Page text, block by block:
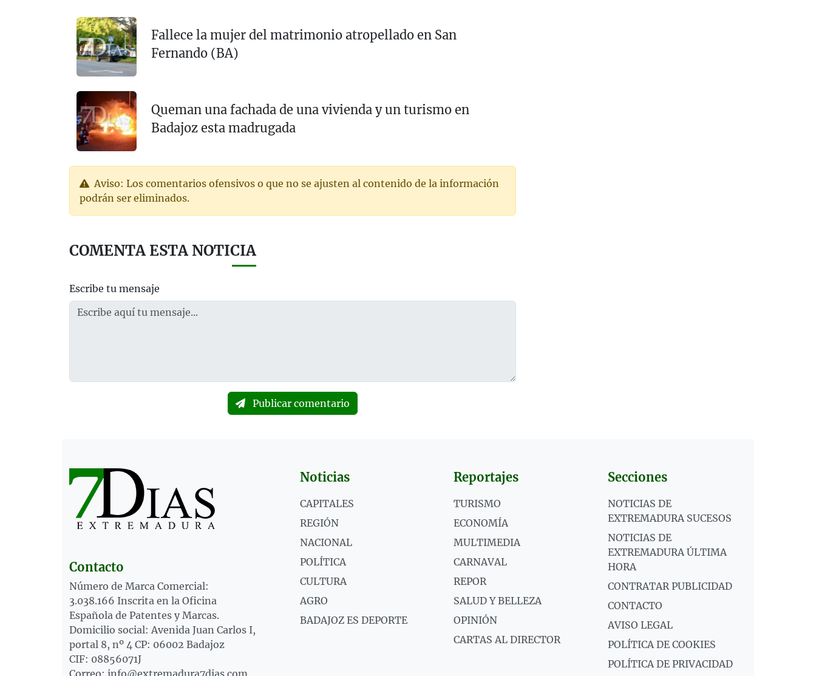
Fallece la mujer del matrimonio atropellado en San
Fernando (BA)
Queman una fachada de una vivienda y un turismo en
Badajoz esta madrugada
Aviso: Los comentarios ofensivos o que no se ajusten al contenido de la información
podrán ser eliminados.
COMENTA ESTA NOTICIA
Escribe tu mensaje
Publicar comentario
Contacto
Número de Marca Comercial:
3.038.166 Inscrita en la Oficina
Española de Patentes y Marcas.
Domicilio social: Avenida Juan Carlos I,
portal 8, nº 4 CP: 06002 Badajoz
CIF: 08856071J
Noticias
CAPITALES
REGIÓN
NACIONAL
POLÍTICA
CULTURA
AGRO
BADAJOZ ES DEPORTE
Reportajes
TURISMO
ECONOMÍA
MULTIMEDIA
CARNAVAL
REPOR
SALUD Y BELLEZA
OPINIÓN
CARTAS AL DIRECTOR
Secciones
NOTICIAS DE
EXTREMADURA SUCESOS
NOTICIAS DE
EXTREMADURA ÚLTIMA
HORA
CONTRATAR PUBLICIDAD
CONTACTO
AVISO LEGAL
POLÍTICA DE COOKIES
POLÍTICA DE PRIVACIDAD